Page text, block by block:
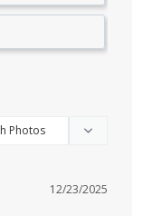
12/23/2025